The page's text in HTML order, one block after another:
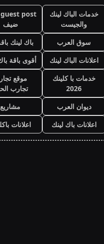
خدمات الباك لينك
والجيست
ضيف
سوق العرب
باك لينك باقة
اعلانات الباك لينك
أقوى باقة
خدمات با كلينك
2026
موقع
تجارب
ديوان العرب
مشاريع
اعلانات باك لينك
اعلانات